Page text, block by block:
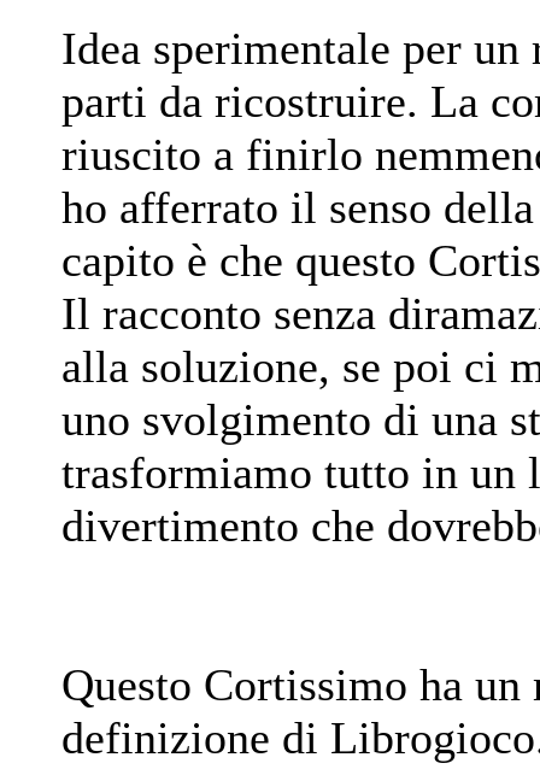
Idea sperimentale per
parti da ricostruire. La
riuscito a finirlo
ho afferrato il senso
capito è che questo
Il racconto senza
alla soluzione, se poi ci
uno svolgimento di una
trasformiamo tutto in un
divertimento che
Questo Cortissimo ha
definizione di